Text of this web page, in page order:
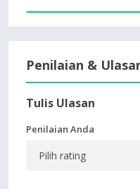
Penilaian &
Tulis Ulasan
Penilaian Anda